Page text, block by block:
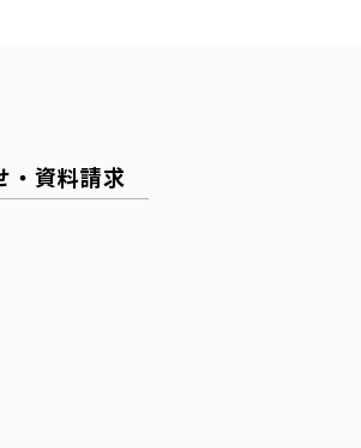
・資料請求